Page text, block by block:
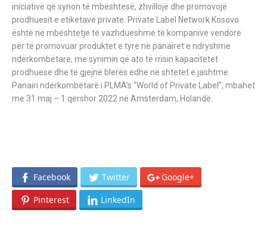
iniciativë që synon të mbështesë, zhvillojë dhe promovojë
prodhuesit e etiketave private. Private Label Network Kosovo
është në mbështetje të vazhdueshme të kompanive vendore
për të promovuar produktet e tyre në panairet e ndryshme
ndërkombëtare, me synimin që ato të rrisin kapacitetet
prodhuese dhe të gjejnë blerës edhe në shtetet e jashtme.
Panairi ndërkombëtarë i PLMA’s “World of Private Label”, mbahet
me 31 maj – 1 qershor 2022 në Amsterdam, Holandë.
Facebook Twitter Google+
Pinterest LinkedIn